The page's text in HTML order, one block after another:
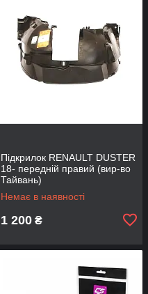
Підкрилок RENAULT DUSTER
18- передній правий (вир-во
Тайвань)
Немає в наявності
1 200 ₴